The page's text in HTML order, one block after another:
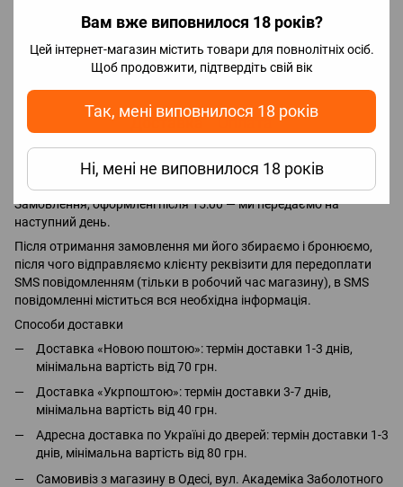
Вам вже виповнилося 18 років?
Цей інтернет-магазин містить товари для повнолітніх осіб.
Щоб продовжити, підтвердіть свій вік
Так, мені виповнилося 18 років
Ні, мені не виповнилося 18 років
Написати відгук
Доставка Оплата
Замовлення, оформлені до 15:00, ми передаємо службам
доставки («Нова пошта», «Укрпошта» та інші) в той же день.
Замовлення, оформлені після 15:00 — ми передаємо на
наступний день.
Після отримання замовлення ми його збираємо і бронюємо,
після чого відправляємо клієнту реквізити для передоплати
SMS повідомленням (тільки в робочий час магазину), в SMS
повідомленні міститься вся необхідна інформація.
Способи доставки
Доставка «Новою поштою»: термін доставки 1-3 днів,
мінімальна вартість від 70 грн.
Доставка «Укрпоштою»: термін доставки 3-7 днів,
мінімальна вартість від 40 грн.
Адресна доставка по Україні до дверей: термін доставки 1-3
днів, мінімальна вартість від 80 грн.
Самовивіз з магазину в Одесі, вул. Академіка Заболотного